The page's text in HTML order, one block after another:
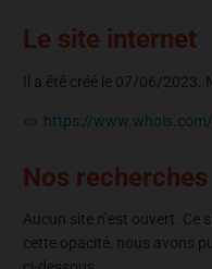
Le site internet
Il a été créé le 07/06/2023.
https://
Nos recherches
Aucun site n’est ouvert.
cette opacité, nous avons